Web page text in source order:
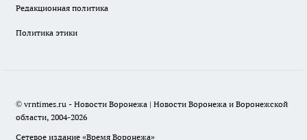
Редакционная политика
Политика этики
© vrntimes.ru - Новости Воронежа | Новости Воронежа и Воронежской
области, 2004-2026
Сетевое издание «Время Воронежа»